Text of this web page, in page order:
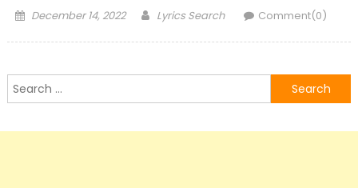
Posted
December 14, 2022 Author
Lyrics Search Comment(0)
Search
for: